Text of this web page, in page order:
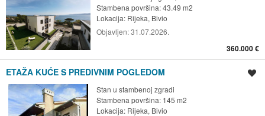
Stambena površina: 43.49 m2
Lokacija: Rijeka, Bivio
Objavljen:31.07.2026.
360.000 €
ETAŽA KUĆE S PREDIVNIM POGLEDOM
Stan u stambenoj zgradi
Stambena površina: 145 m2
Lokacija: Rijeka, Bivio